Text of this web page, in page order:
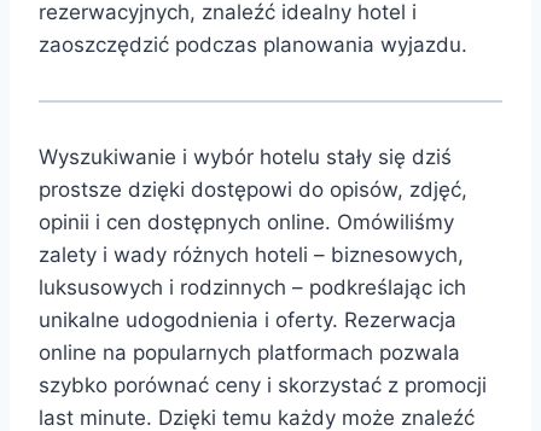
rezerwacyjnych, znaleźć idealny hotel i
zaoszczędzić podczas planowania wyjazdu.
Wyszukiwanie i wybór hotelu stały się dziś
prostsze dzięki dostępowi do opisów, zdjęć,
opinii i cen dostępnych online. Omówiliśmy
zalety i wady różnych hoteli – biznesowych,
luksusowych i rodzinnych – podkreślając ich
unikalne udogodnienia i oferty. Rezerwacja
online na popularnych platformach pozwala
szybko porównać ceny i skorzystać z promocji
last minute. Dzięki temu każdy może znaleźć